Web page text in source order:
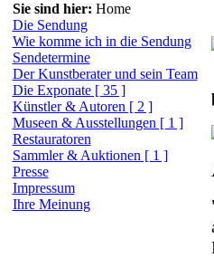
Sie sind hier: Home
Die Sendung
Wie komme ich in die Sendung
Sendetermine
Der Kunstberater und sein Team
Die Exponate [ 35 ]
Künstler & Autoren [ 2 ]
Museen & Ausstellungen [ 1 ]
Restauratoren
Sammler & Auktionen [ 1 ]
Presse
Impressum
Ihre Meinung